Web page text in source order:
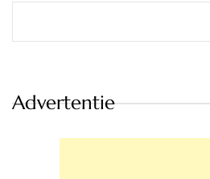
Advertentie